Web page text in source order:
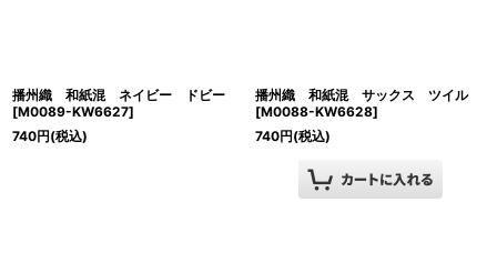
播州織 和紙混 ネイビー ドビー
[M0089-KW6627]
740円(税込)
播州織 和紙混 サックス ツイル
[M0088-KW6628]
740円(税込)